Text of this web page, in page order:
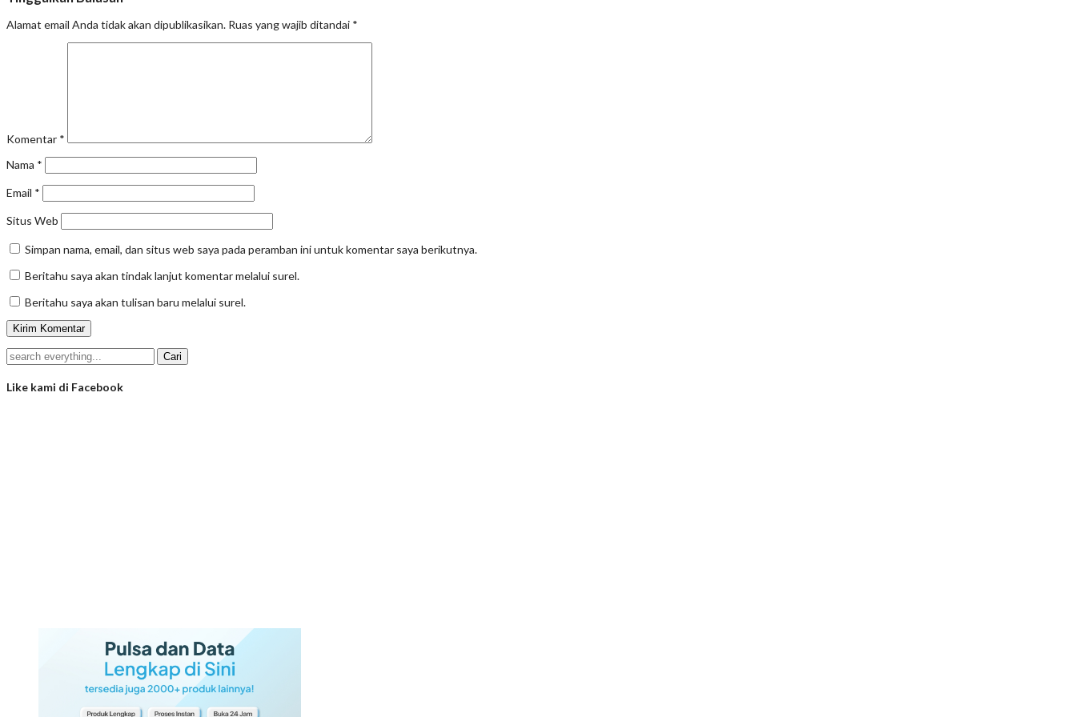
Alamat email Anda tidak akan dipublikasikan. Ruas yang wajib ditandai *
Komentar *
Nama *
Email *
Situs Web
Simpan nama, email, dan situs web saya pada peramban ini untuk komentar saya berikutnya.
Beritahu saya akan tindak lanjut komentar melalui surel.
Beritahu saya akan tulisan baru melalui surel.
Like kami di Facebook